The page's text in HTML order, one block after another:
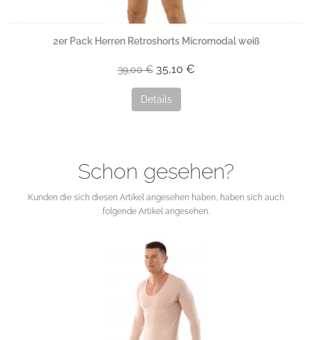
2er Pack Herren Retroshorts Micromodal weiß
39,00 € 35,10 €
Details
Schon gesehen?
Kunden die sich diesen Artikel angesehen haben, haben sich auch
folgende Artikel angesehen.